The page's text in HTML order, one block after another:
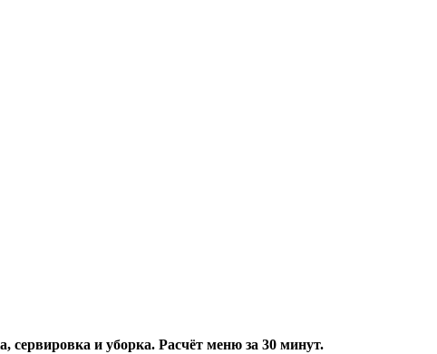
сервировка и уборка. Расчёт меню за 30 минут.